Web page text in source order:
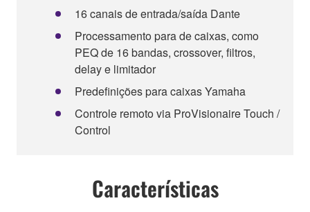
16 canais de entrada/saída Dante
Processamento para de caixas, como
PEQ de 16 bandas, crossover, filtros,
delay e limitador
Predefinições para caixas Yamaha
Controle remoto via ProVisionaire Touch /
Control
Características